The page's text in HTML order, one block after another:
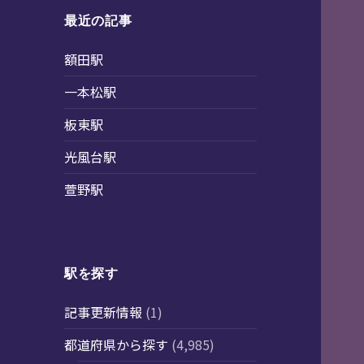
最近の記事
額田駅
一本松駅
板東駅
光風台駅
萱野駅
駅を探す
記事更新情報 (1)
都道府県から探す (4,985)